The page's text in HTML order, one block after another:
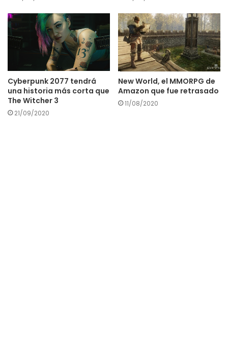
Cyberpunk 2077 tendrá
una historia más corta que
The Witcher 3
21/09/2020
New World, el MMORPG de
Amazon que fue retrasado
11/08/2020